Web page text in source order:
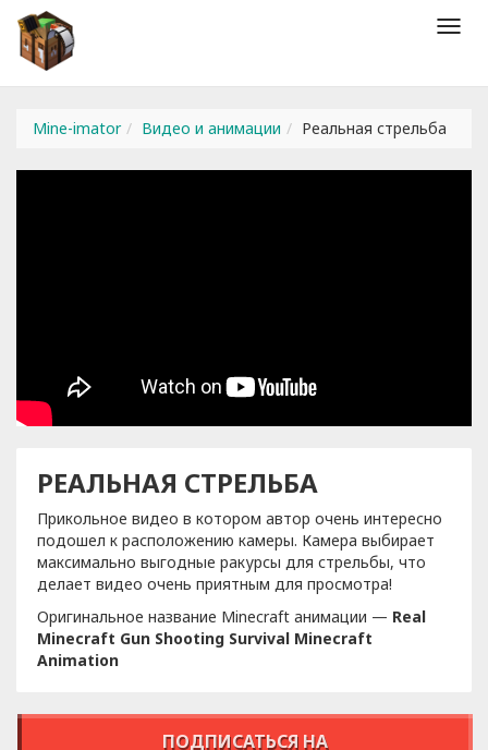
Mine-imator Видео и анимации Реальная стрельба
РЕАЛЬНАЯ СТРЕЛЬБА
Прикольное видео в котором автор очень интересно
подошел к расположению камеры. Камера выбирает
максимально выгодные ракурсы для стрельбы, что
делает видео очень приятным для просмотра!
Оригинальное название Minecraft анимации — Real
Minecraft Gun Shooting Survival Minecraft
Animation
ПОДПИСАТЬСЯ НА